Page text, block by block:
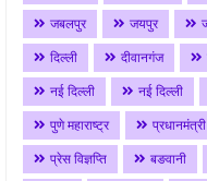
जबलपुर
जयपुर
दिल्ली
दीवानगंज
नई दिल्ली
नई दिल्ली
पुणे महाराष्ट्र
प्रेस विज्ञप्ति
बङवानी